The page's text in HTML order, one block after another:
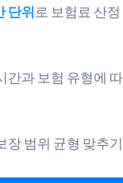
단위로 보험료 산정
간과 보험 유형에
장 범위 균형 맞추